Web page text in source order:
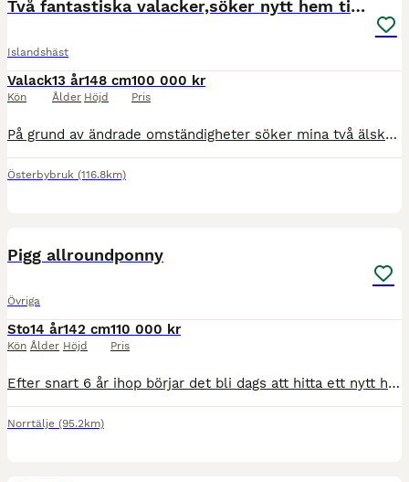
Två fantastiska valacker,söker nytt hem tillsamman
Islandshäst
Valack
Kön
13 år
Ålder
148 cm
Höjd
100 000 kr
Pris
På grund av ändrade omständigheter söker mina två älskade valacker ett nytt hem tillsammans. Toppur från Virö Islandshäst, valack, 14 år, ca 145 cm, 5-gångare Toppur är en stor, snäll och trygg val
Österbybruk (116.8km)
Pigg allroundponny
Övriga
Sto
Kön
14 år
Ålder
142 cm
Höjd
110 000 kr
Pris
Efter snart 6 år ihop börjar det bli dags att hitta ett nytt hem till min hjärteponny då jag ska påbörja studier på annan ort. Myran som hon kallas är ett irlänskt D-ponnysto född 2012, 142cm i mkh. E
Norrtälje (95.2km)